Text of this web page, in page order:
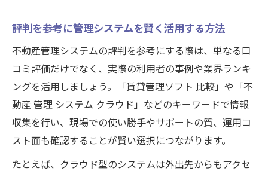
評判を参考に管理システムを賢く活用する方法
不動産管理システムの評判を参考にする際は、単なる口
コミ評価だけでなく、実際の利用者の事例や業界ランキ
ングを活用しましょう。「賃貸管理ソフト 比較」や「不
動産 管理 システム クラウド」などのキーワードで情報
収集を行い、現場での使い勝手やサポートの質、運用コ
スト面も確認することが賢い選択につながります。
たとえば、クラウド型のシステムは外出先からもアクセ